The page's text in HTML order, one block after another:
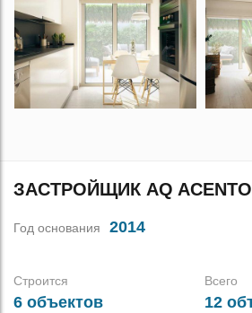
ЗАСТРОЙЩИК AQ
Год основания 2014
Строится
6 объектов
Всего
12